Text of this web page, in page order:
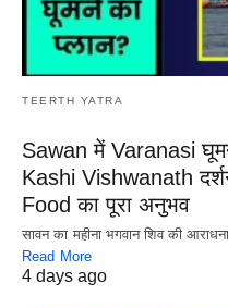
TEERTH YATRA
Sawan में Varanasi
Kashi Vishwanath
Food का पूरा अनुभव
सावन का महीना भगवान शिव की
Read More
4 days ago